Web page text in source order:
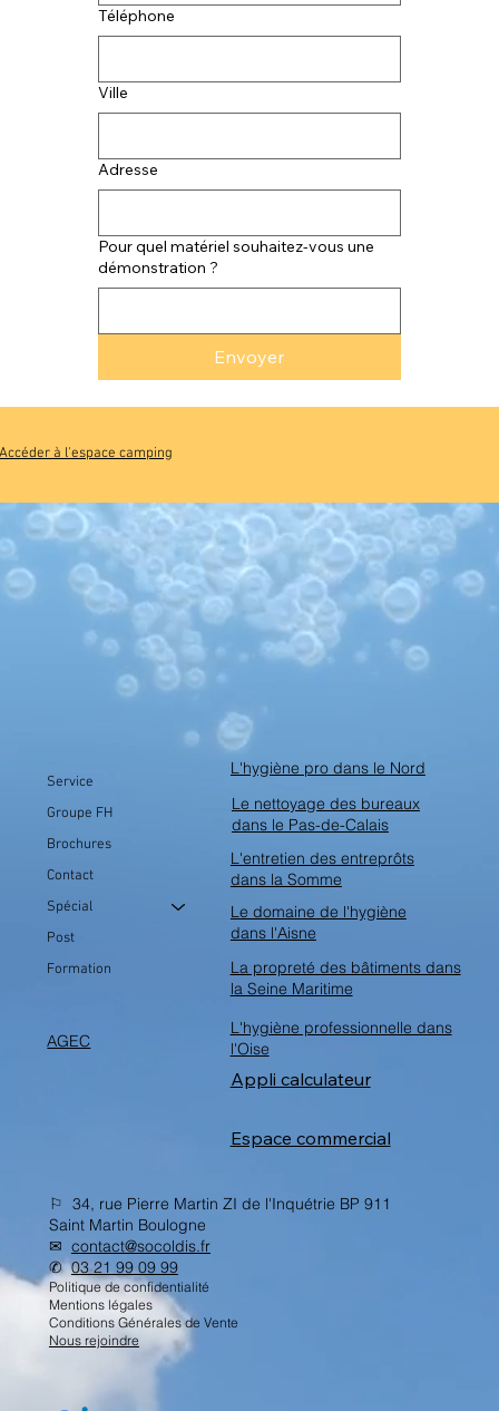
Téléphone
Ville
Adresse
Pour quel matériel souhaitez-vous une
démonstration ?
Envoyer
Téléphone
Ville
Adresse
Pour quel matériel souhaitez-vous une
démonstration ?
Envoyer
à l'espace camping
Service
Groupe FH
Brochures
Contact
Spécial
Post
Formation
AGEC
L'hygiène pro dans le Nord
Le nettoyage des bureaux
dans le Pas-de-Calais
L'entretien des entreprôts
dans la Somme
Le domaine de l'hygiène
dans l'Aisne
La propreté des bâtiments dans
la Seine Maritime
L'hygiène professionnelle dans
l'Oise
Espace commercial
Appli calculateur
⚐ 34, rue Pierre Martin ZI de l'Inquétrie BP 911
Saint Martin Boulogne
✉︎ contact@socoldis.fr
✆03 21 99 09 99
Politique de confidentialité
Mentions légales
Conditions Générales de Vente
Nous rejoindre